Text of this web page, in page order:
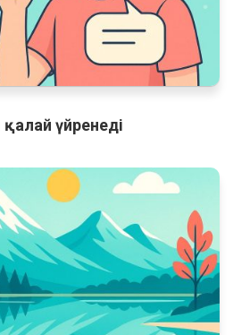
қалай үйренеді